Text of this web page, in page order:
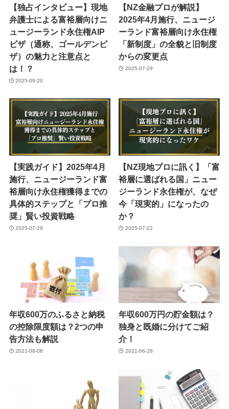
【独占インタビュー】現地
弁護士による富裕層向けニ
ュージーランド永住権AIP
ビザ（通称、ゴールデンビ
ザ）の魅力と注意点と
は！？
2025-09-20
【NZ金融プロが解説】
2025年4月施行、ニュージ
ーランド富裕層向け永住権
「新制度」の全貌と旧制度
からの変更点
2025-07-29
【実践ガイド】2025年4月
施行、ニュージーランド富
裕層向け永住権獲得までの
具体的ステップと「プロ推
奨」賢い投資戦略
2025-07-29
【NZ現地プロに訊く】「富
裕層に選ばれる国」ニュー
ジーランド永住権が、なぜ
今「現実的」になったの
か？
2025-07-22
年収600万のふるさと納税
の控除限度額は？2つの申
告方法も解説
2021-08-08
年収600万円の貯金額は？
独身と既婚に分けてご紹
介！
2021-06-28